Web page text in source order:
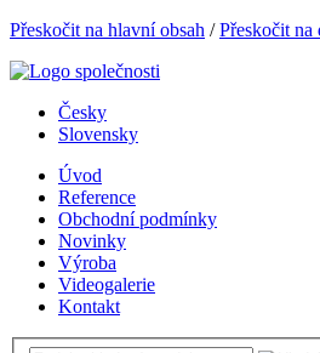
Přeskočit na hlavní obsah /Přeskočit na
Česky
Slovensky
Úvod
Reference
Obchodní podmínky
Novinky
Výroba
Videogalerie
Kontakt